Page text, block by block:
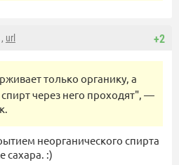
+2
url
только органику, а
через него проходят", —
неорганического спирта
сахара. :)